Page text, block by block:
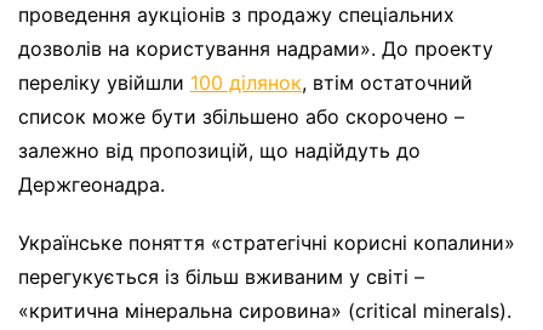
проведення аукціонів з продажу спеціальних
дозволів на користування надрами». До проекту
переліку увійшли 100 ділянок, втім остаточний
список може бути збільшено або скорочено –
залежно від пропозицій, що надійдуть до
Держгеонадра.
Українське поняття «стратегічні корисні копалини»
перегукується із більш вживаним у світі –
«критична мінеральна сировина» (critical minerals).